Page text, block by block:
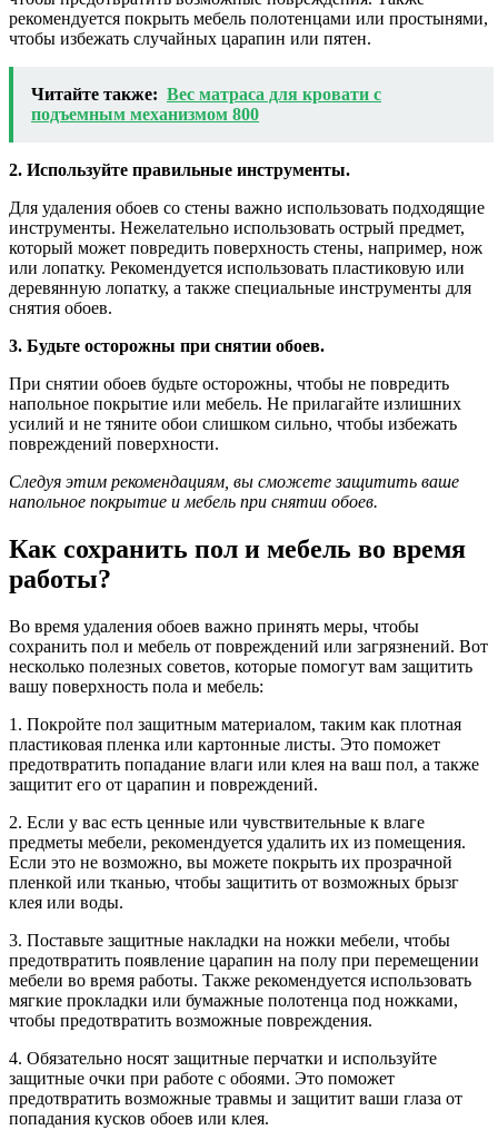
рекомендуется покрыть мебель полотенцами или простынями,
чтобы избежать случайных царапин или пятен.
Читайте также: Вес матраса для кровати с
подъемным механизмом 800
2. Используйте правильные инструменты.
Для удаления обоев со стены важно использовать подходящие
инструменты. Нежелательно использовать острый предмет,
который может повредить поверхность стены, например, нож
или лопатку. Рекомендуется использовать пластиковую или
деревянную лопатку, а также специальные инструменты для
снятия обоев.
3. Будьте осторожны при снятии обоев.
При снятии обоев будьте осторожны, чтобы не повредить
напольное покрытие или мебель. Не прилагайте излишних
усилий и не тяните обои слишком сильно, чтобы избежать
повреждений поверхности.
Следуя этим рекомендациям, вы сможете защитить ваше
напольное покрытие и мебель при снятии обоев.
Как сохранить пол и мебель во время
работы?
Во время удаления обоев важно принять меры, чтобы
сохранить пол и мебель от повреждений или загрязнений. Вот
несколько полезных советов, которые помогут вам защитить
вашу поверхность пола и мебель:
1. Покройте пол защитным материалом, таким как плотная
пластиковая пленка или картонные листы. Это поможет
предотвратить попадание влаги или клея на ваш пол, а также
защитит его от царапин и повреждений.
2. Если у вас есть ценные или чувствительные к влаге
предметы мебели, рекомендуется удалить их из помещения.
Если это не возможно, вы можете покрыть их прозрачной
пленкой или тканью, чтобы защитить от возможных брызг
клея или воды.
3. Поставьте защитные накладки на ножки мебели, чтобы
предотвратить появление царапин на полу при перемещении
мебели во время работы. Также рекомендуется использовать
мягкие прокладки или бумажные полотенца под ножками,
чтобы предотвратить возможные повреждения.
4. Обязательно носят защитные перчатки и используйте
защитные очки при работе с обоями. Это поможет
предотвратить возможные травмы и защитит ваши глаза от
попадания кусков обоев или клея.